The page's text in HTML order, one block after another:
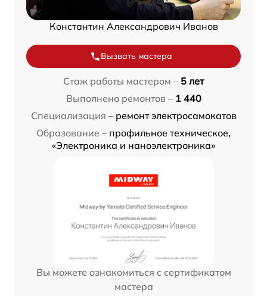
Константин Александрович Иванов
Вызвать мастера
Стаж работы мастером – 5 лет
Выполнено ремонтов – 1 440
Специализация – ремонт электросамокатов
Образование – профильное техническое,
«Электроника и наноэлектроника»
Вы можете ознакомиться с сертификатом
мастера